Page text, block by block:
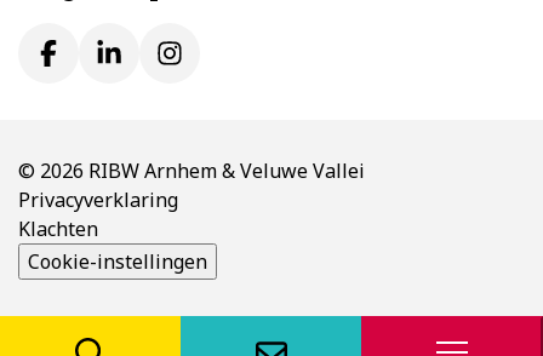
© 2026 RIBW Arnhem & Veluwe Vallei
Privacyverklaring
Klachten
Cookie-instellingen